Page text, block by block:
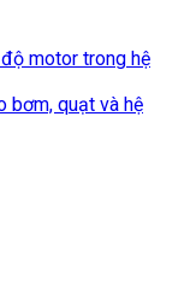
motor trong hệ
bơm, quạt và hệ